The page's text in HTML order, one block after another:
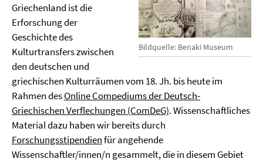
Bildquelle: Benaki Museum
Griechenland ist die
Erforschung der
Geschichte des
Kulturtransfers zwischen
den deutschen und
griechischen Kulturräumen vom 18. Jh. bis heute im
Rahmen desOnline Compediums der Deutsch-
Griechischen Verflechungen (ComDeG). Wissenschaftliches
Material dazu haben wir bereits durch
Forschungsstipendienfür angehende
Wissenschaftler/innen/n gesammelt, die in diesem Gebiet